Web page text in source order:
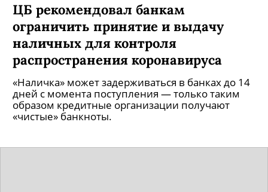
ЦБ рекомендовал банкам
ограничить принятие и выдачу
наличных для контроля
распространения коронавируса
«Наличка» может задерживаться в банках до 14
дней с момента поступления — только таким
образом кредитные организации получают
«чистые» банкноты.